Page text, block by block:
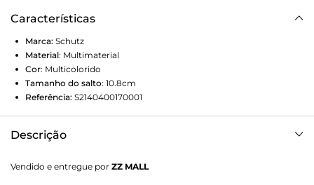
Características
Marca: Schutz
Material: Multimaterial
Cor: Multicolorido
Tamanho do salto: 10.8cm
Referência: S2140400170001
Descrição
um salto alto fino que deixa esse modelo ainda mais
Vendido e entregue por ZZ MALL